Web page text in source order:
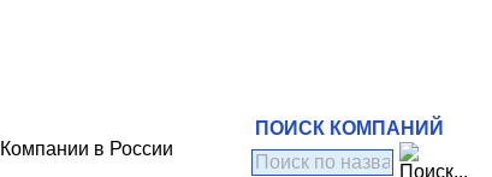
ПОИСК КОМПАНИЙ